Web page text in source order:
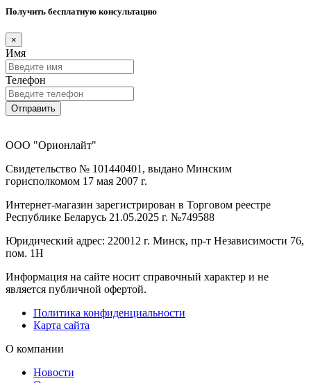
Получить бесплатную консультацию
×
Имя
Телефон
Отправить
ООО "Орионлайт"
Свидетельство № 101440401, выдано Минским
горисполкомом 17 мая 2007 г.
Интернет-магазин зарегистрирован в Торговом реестре
Республике Беларусь 21.05.2025 г. №749588
Юридический адрес: 220012 г. Минск, пр-т Независимости 76,
пом. 1Н
Информация на сайте носит справочный характер и не
является публичной офертой.
Политика конфиденциальности
Карта сайта
О компании
Новости